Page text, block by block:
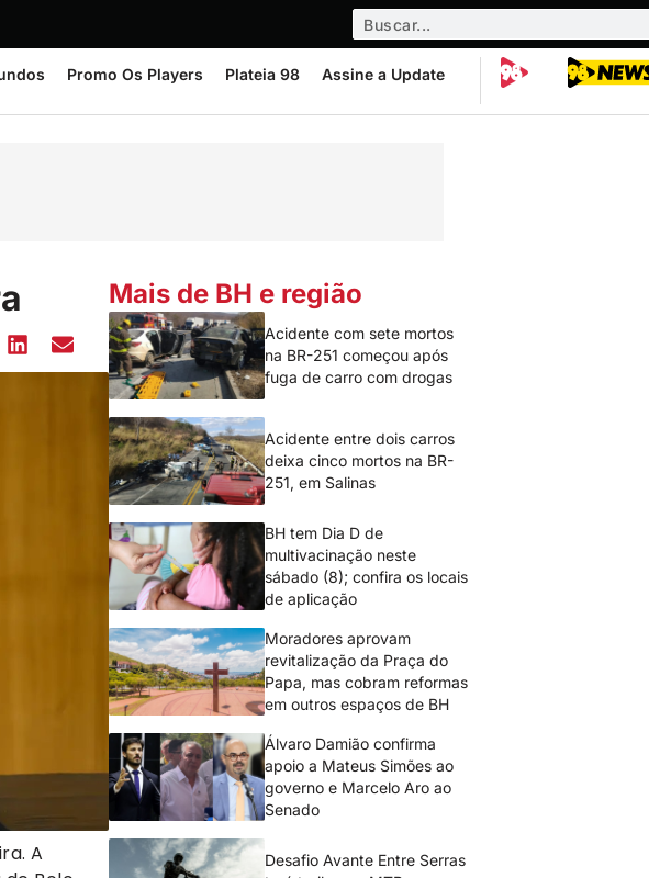
Promo Os Players Plateia 98 Assine a Update
A
Mais de BH e região
Acidente com sete mortos
na BR-251 começou após
fuga de carro com drogas
Acidente entre dois carros
deixa cinco mortos na BR-
251, em Salinas
BH tem Dia D de
multivacinação neste
sábado (8); confira os locais
de aplicação
Moradores aprovam
revitalização da Praça do
Papa, mas cobram reformas
em outros espaços de BH
Álvaro Damião confirma
apoio a Mateus Simões ao
governo e Marcelo Aro ao
Senado
Desafio Avante Entre Serras